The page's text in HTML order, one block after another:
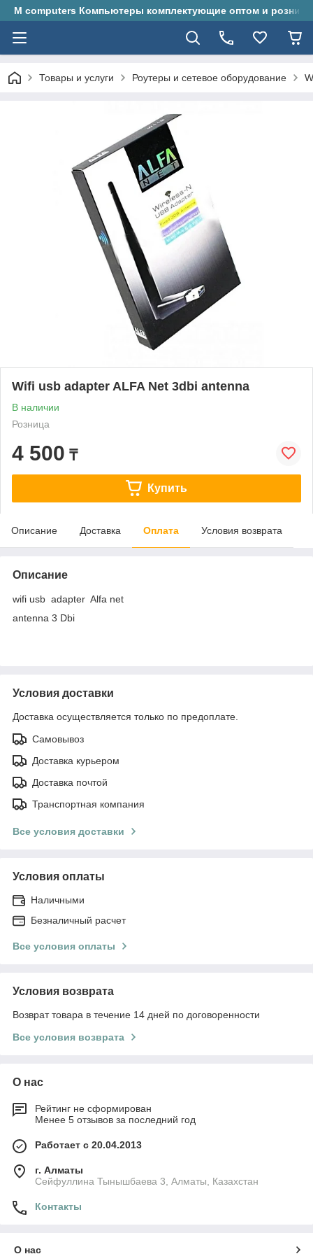
M computers Компьютеры комплектующие оптом и
Товары и услуги Роутеры и сетевое оборудование
Wifi usb adapter ALFA Net 3dbi antenna
В наличии
Розница
4 500 ₸
Купить
Описание Доставка Оплата Условия возврата
Описание
wifi usb adapter Alfa net
antenna 3 Dbi
Условия доставки
Доставка осуществляется только по предоплате.
Самовывоз
Доставка курьером
Доставка почтой
Транспортная компания
Все условия доставки
Условия оплаты
Наличными
Безналичный расчет
Все условия оплаты
Условия возврата
Возврат товара в течение 14 дней по договоренности
Все условия возврата
О нас
Рейтинг не сформирован
Менее 5 отзывов за последний год
Работает с 20.04.2013
г. Алматы
Сейфуллина Тынышбаева 3, Алматы, Казахстан
Контакты
О нас